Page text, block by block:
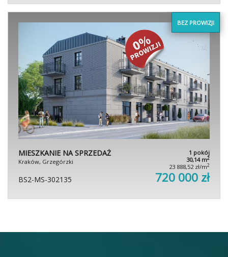
BEZ PROWIZJI
MIESZKANIE NA SPRZEDAŻ
Kraków, Grzegórzki
1 pokój
30,14 m2
23 888,52 zł/m2
BS2-MS-302135 720 000 zł